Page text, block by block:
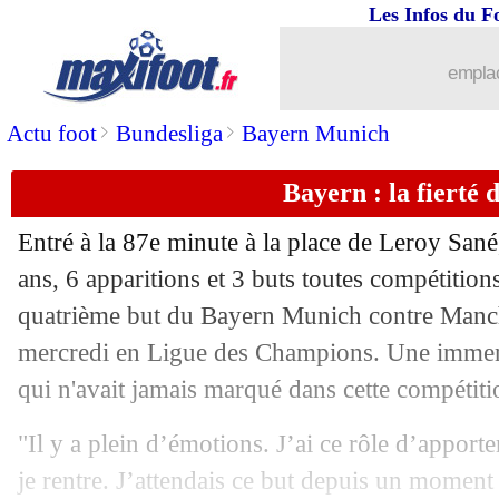
Actu foot> Bundesliga> Bayern Munich
Les Infos du
Bayern : la fierté
Entré à la 87e minute à la place de Leroy
ans, 6 apparitions et 3 buts toutes
quatrième but du Bayern Munich contre
mercredi en Ligue des Champions. Une
qui n'avait jamais marqué dans cette
"Il y a plein d’émotions. J’ai ce rôle
je rentre. J’attendais ce but depuis un
: Beye concentré sur le Red Star
21/09 PSG: Hakimi heureux avec Luis
: Kane, l'option de
21/09 Barça: De Jong, un deal à la Ter
21/09 Rennes: Matic promet du mieux
21/09 Lyon : Benzema, Aulas n'a jamais
21/09 OM: McCourt prend la parole !
21/09 PSG : E. Cissé juge l'impact d'Ugarte